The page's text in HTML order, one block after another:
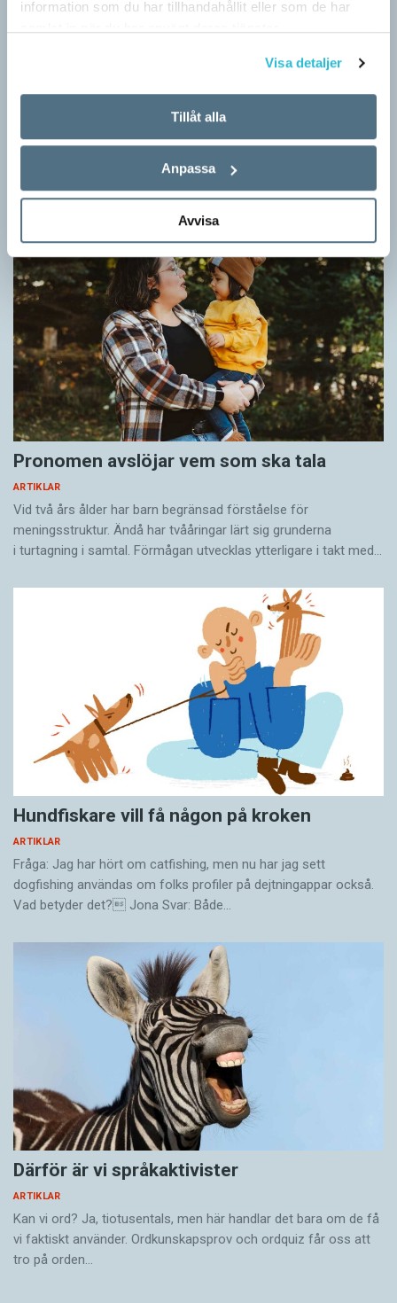
information som du har tillhandahållit eller som de har
Visa detaljer
Tillåt alla
Anpassa
Avvisa
Fler ser kvinnor med nya former
maskulina pluralformer i franskan. Men när sådana ­former
ersätts av dubbel­former som les étudiantes…
Pronomen avslöjar vem som ska tala
ARTIKLAR
Vid två års ålder har barn begränsad förståelse för
meningsstruktur. Ändå har tvååringar lärt sig grunderna
i turtagning i samtal. Förmågan utvecklas ytterligare i takt med…
Hundfiskare vill få någon på kroken
ARTIKLAR
Fråga: Jag har hört om catfishing, men nu har jag sett
dogfishing användas om folks profiler på dejtningappar också.
Vad betyder det? Jona Svar: Både…
Därför är vi språkaktivister
ARTIKLAR
Kan vi ord? Ja, tiotusentals, men här handlar det bara om de få
vi faktiskt använder. Ordkunskapsprov och ordquiz får oss att
tro på orden…